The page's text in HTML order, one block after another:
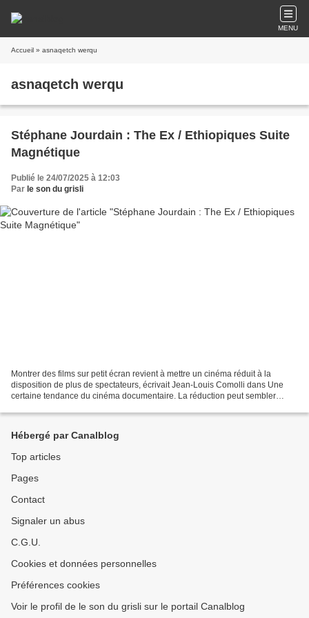
MENU
Accueil » asnaqetch werqu
asnaqetch werqu
Stéphane Jourdain : The Ex / Ethiopiques Suite
Magnétique
Publié le 24/07/2025 à 12:03
Par le son du grisli
Montrer des films sur petit écran revient à mettre un cinéma réduit à la
disposition de plus de spectateurs, écrivait Jean-Louis Comolli dans Une
certaine tendance du cinéma documentaire. La réduction peut sembler
Hébergé par Canalblog
Top articles
Pages
Contact
Signaler un abus
C.G.U.
Cookies et données personnelles
Préférences cookies
Voir le profil de le son du grisli sur le portail Canalblog